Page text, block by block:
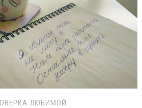
ЛЮБИМОЙ